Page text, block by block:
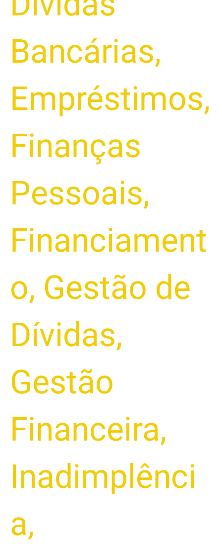
Bancárias,
Empréstimos,
Finanças
Pessoais,
Financiament
o, Gestão de
Dívidas,
Gestão
Financeira,
Inadimplênci
a,